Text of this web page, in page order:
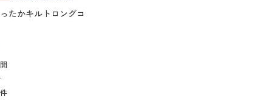
たかキルトロングコ
件